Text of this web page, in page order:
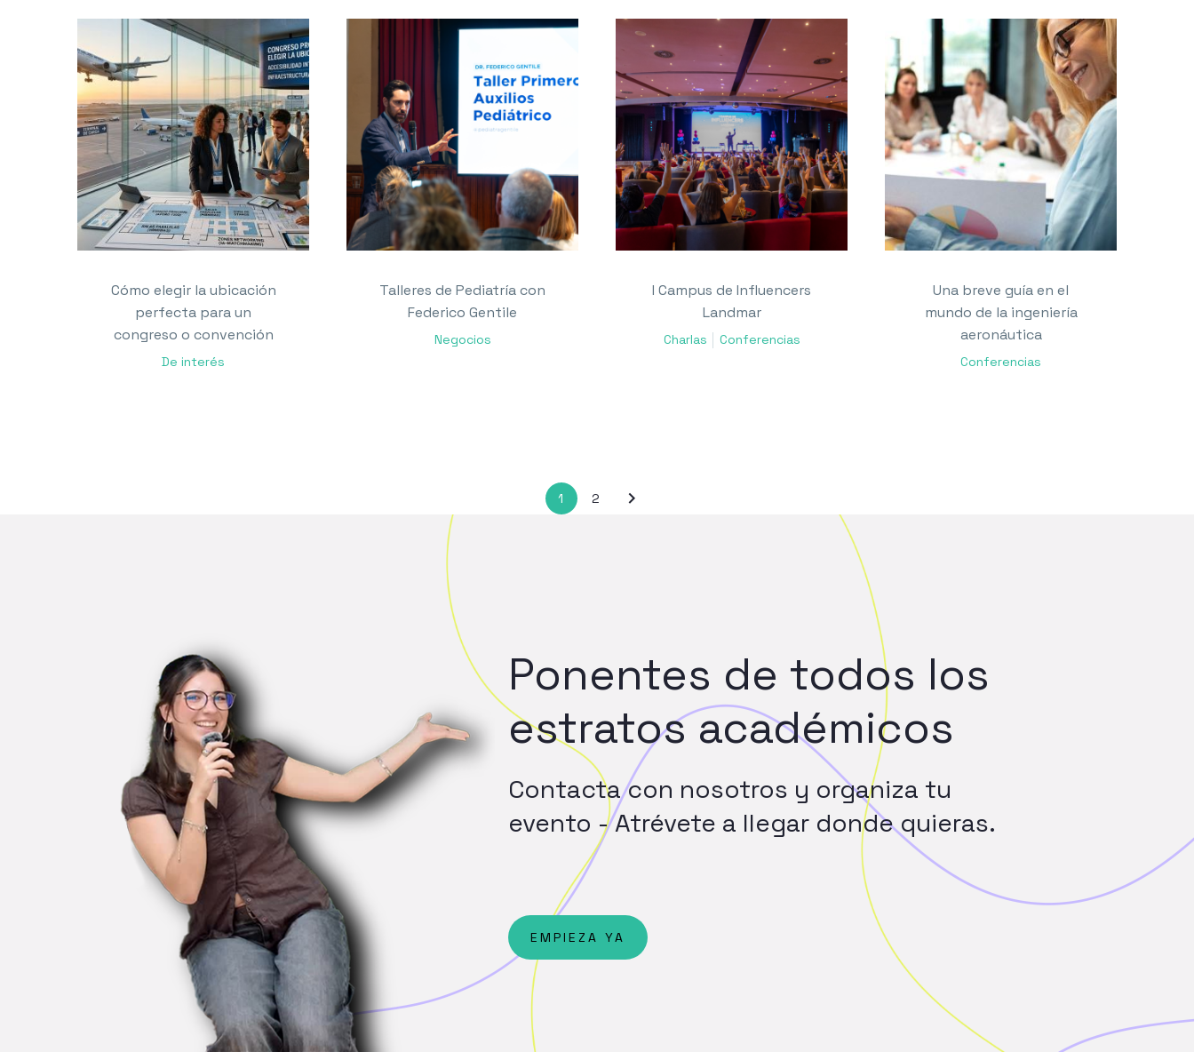
Cómo elegir la ubicación
perfecta para un
congreso o convención
De interés
Talleres de Pediatría con
Federico Gentile
Negocios
I Campus de Influencers
Landmar
Charlas Conferencias
Una breve guía en el
mundo de la ingeniería
aeronáutica
Conferencias
1 2
Ponentes de todos los
estratos académicos
Contacta con nosotros y organiza tu
evento -Atrévete a llegar donde quieras.
EMPIEZA YA